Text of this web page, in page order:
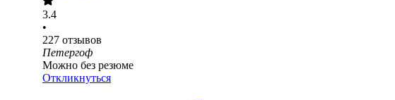
3.4
•
227 отзывов
Петергоф
Можно без резюме
Откликнуться